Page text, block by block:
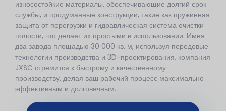
износостойкие материалы, обеспечивающие долгий срок
службы, и продуманные конструкции, такие как пружинная
защита от перегрузки и гидравлическая система очистки
полости, что делает их простыми в использовании. Имея
два завода площадью 30 000 кв. м, используя передовые
технологии производства и 3D-проектирования, компания
JXSC стремится к быстрому и качественному
производству, делая ваш рабочий процесс максимально
эффективным и долговечным.